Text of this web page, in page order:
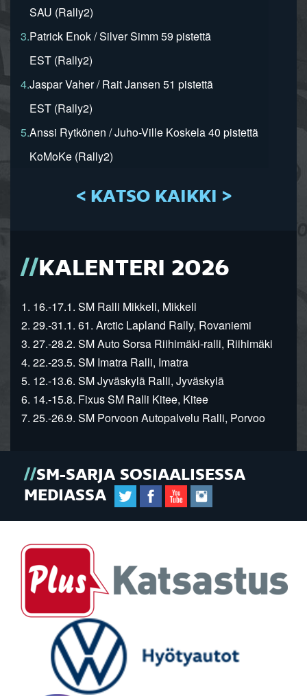
SAU (Rally2)
3.Patrick Enok / Silver Simm 59 pistettä
EST (Rally2)
4.Jaspar Vaher / Rait Jansen 51 pistettä
EST (Rally2)
5.Anssi Rytkönen / Juho-Ville Koskela 40 pistettä
KoMoKe (Rally2)
< KATSO KAIKKI >
KALENTERI 2026
1. 16.-17.1. SM Ralli Mikkeli, Mikkeli
2. 29.-31.1. 61. Arctic Lapland Rally, Rovaniemi
3. 27.-28.2. SM Auto Sorsa Riihimäki-ralli, Riihimäki
4. 22.-23.5. SM Imatra Ralli, Imatra
5. 12.-13.6. SM Jyväskylä Ralli, Jyväskylä
6. 14.-15.8. Fixus SM Ralli Kitee, Kitee
7. 25.-26.9. SM Porvoon Autopalvelu Ralli, Porvoo
SM-SARJA SOSIAALISESSA
MEDIASSA